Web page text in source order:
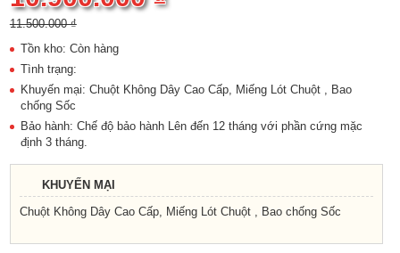
11.500.000 ₫
Tồn kho: Còn hàng
Tình trạng:
Khuyến mại: Chuột Không Dây Cao Cấp, Miếng Lót Chuột , Bao
chống Sốc
Bảo hành: Chế độ bảo hành Lên đến 12 tháng với phần cứng mặc
định 3 tháng.
KHUYẾN MẠI
Chuột Không Dây Cao Cấp, Miếng Lót Chuột , Bao chống Sốc